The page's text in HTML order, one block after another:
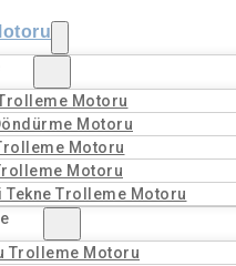
Motoru
Motoru
Motoru
Motoru
Tekne Trolleme Motoru
Trolleme Motoru